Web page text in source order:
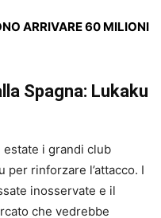
ARRIVARE 60 MILIONI
Spagna: Lukaku
estate i grandi club
rinforzare l’attacco. I
inosservate e il
che vedrebbe